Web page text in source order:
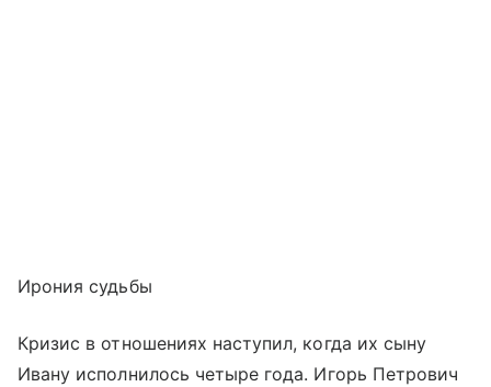
Ирония судьбы
Кризис в отношениях наступил, когда их сыну
Ивану исполнилось четыре года. Игорь Петрович